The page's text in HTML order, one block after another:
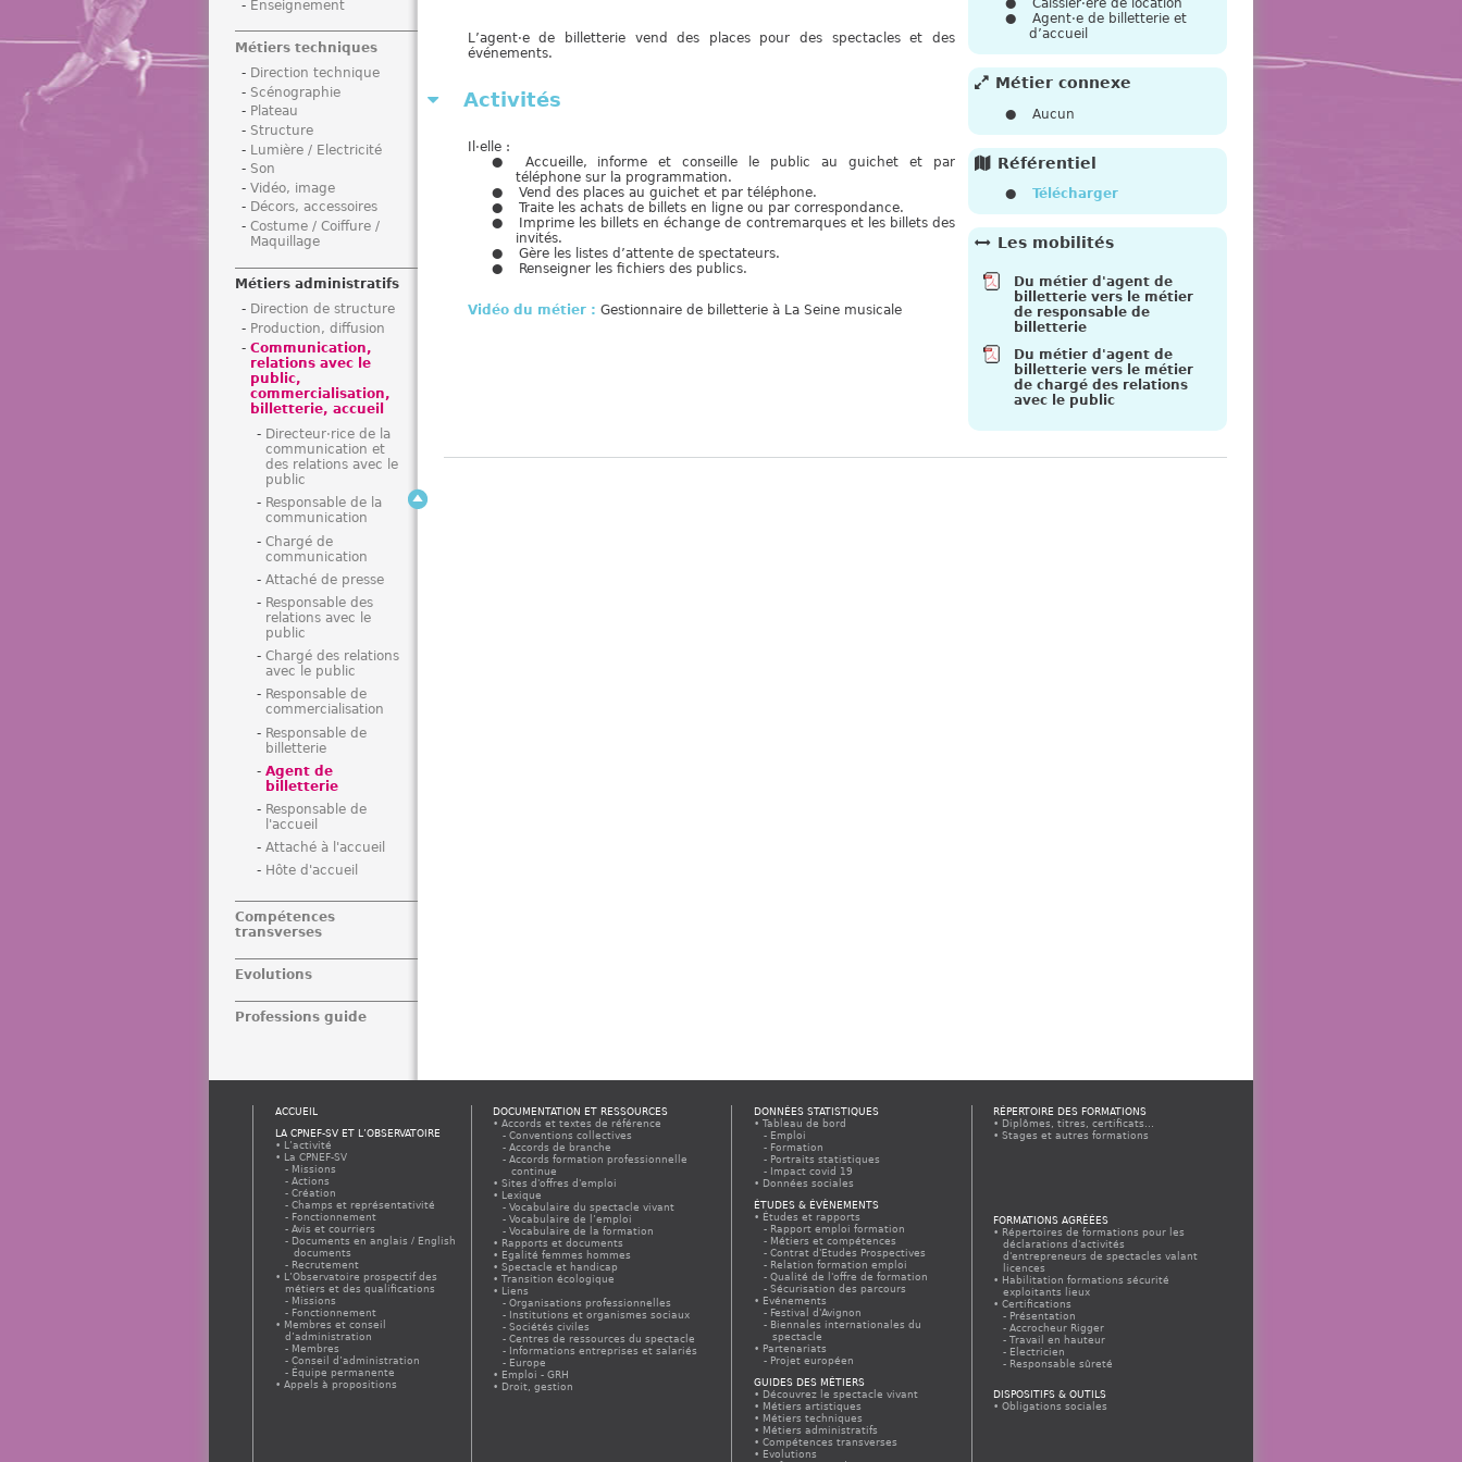
e
Caissier·ère de location
Agent·e de billetterie et
d’accueil
Métier connexe
Aucun
Référentiel
Télécharger
Les mobilités
Du métier d'agent de
billetterie vers le métier
de responsable de
billetterie
Du métier d'agent de
billetterie vers le métier
de chargé des relations
avec le public
L’agent·e de billetterie vend des places pour des spectacles et des
événements.
Activités
Il·elle :
Accueille, informe et conseille le public au guichet et par
téléphone sur la programmation.
Vend des places au guichet et par téléphone.
Traite les achats de billets en ligne ou par correspondance.
Imprime les billets en échange de contremarques et les billets des
invités.
Gère les listes d’attente de spectateurs.
Renseigner les fichiers des publics.
Vidéo du métier : Gestionnaire de billetterie à La Seine musicale
Enseignement
Métiers techniques
Direction technique
Scénographie
Plateau
Structure
Lumière / Electricité
Son
Vidéo, image
Décors, accessoires
Costume / Coiffure /
Maquillage
Métiers administratifs
Direction de structure
Production, diffusion
Communication,
relations avec le
public,
commercialisation,
billetterie, accueil
Directeur·rice de la
communication et
des relations avec le
public
Responsable de la
communication
Chargé de
communication
Attaché de presse
Responsable des
relations avec le
public
Chargé des relations
avec le public
Responsable de
commercialisation
Responsable de
billetterie
Agent de
billetterie
Responsable de
l'accueil
Attaché à l'accueil
Hôte d'accueil
Compétences
transverses
Evolutions
Professions guide
ACCUEIL
LA CPNEF-SV ET L’OBSERVATOIRE
L’activité
La CPNEF-SV
Missions
Actions
Création
Champs et représentativité
Fonctionnement
Avis et courriers
Documents en anglais / English
documents
Recrutement
L’Observatoire prospectif des
métiers et des qualifications
Missions
Fonctionnement
Membres et conseil
d’administration
Membres
Conseil d’administration
Équipe permanente
Appels à propositions
DOCUMENTATION ET RESSOURCES
Accords et textes de référence
Conventions collectives
Accords de branche
Accords formation professionnelle
continue
Sites d'offres d'emploi
Lexique
Vocabulaire du spectacle vivant
Vocabulaire de l’emploi
Vocabulaire de la formation
Rapports et documents
Egalité femmes hommes
Spectacle et handicap
Transition écologique
Liens
Organisations professionnelles
Institutions et organismes sociaux
Sociétés civiles
Centres de ressources du spectacle
Informations entreprises et salariés
Europe
Emploi - GRH
Droit, gestion
DONNÉES STATISTIQUES
Tableau de bord
Emploi
Formation
Portraits statistiques
Impact covid 19
Données sociales
ÉTUDES & ÉVÈNEMENTS
Études et rapports
Rapport emploi formation
Métiers et compétences
Contrat d'Etudes Prospectives
Relation formation emploi
Qualité de l'offre de formation
Sécurisation des parcours
Evénements
Festival d'Avignon
Biennales internationales du
spectacle
Partenariats
Projet européen
GUIDES DES MÉTIERS
Découvrez le spectacle vivant
Métiers artistiques
Métiers techniques
Métiers administratifs
Compétences transverses
Evolutions
RÉPERTOIRE DES FORMATIONS
Diplômes, titres, certificats...
Stages et autres formations
FORMATIONS AGRÉÉES
Répertoires de formations pour les
déclarations d'activités
d'entrepreneurs de spectacles valant
licences
Habilitation formations sécurité
exploitants lieux
Certifications
Présentation
Accrocheur Rigger
Travail en hauteur
Electricien
Responsable sûreté
Espace organismes agréés CQP
Electricien
DISPOSITIFS & OUTILS
Obligations sociales